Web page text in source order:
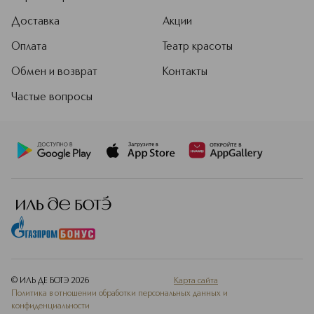
Подробнее
Доставка
Оплата
Обмен и возврат
Частые вопросы
Акции
Театр красоты
Контакты
© ИЛЬ ДЕ БОТЭ 2026
Карта сайта
Политика в отношении обработки персональных данных и
конфиденциальности